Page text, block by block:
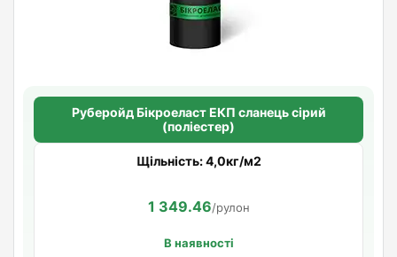
Руберойд Бiкроеласт ЕКП сланець сірий
(поліестер)
Щільність: 4,0кг/м2
1 349.46/рулон
В наявності